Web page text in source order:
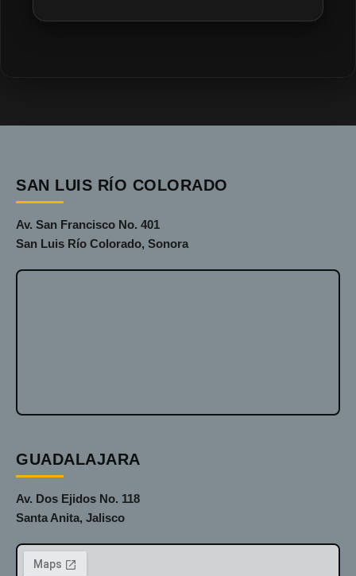
SAN LUIS RÍO COLORADO
Av. San Francisco No. 401
San Luis Río Colorado, Sonora
GUADALAJARA
Av. Dos Ejidos No. 118
Santa Anita, Jalisco